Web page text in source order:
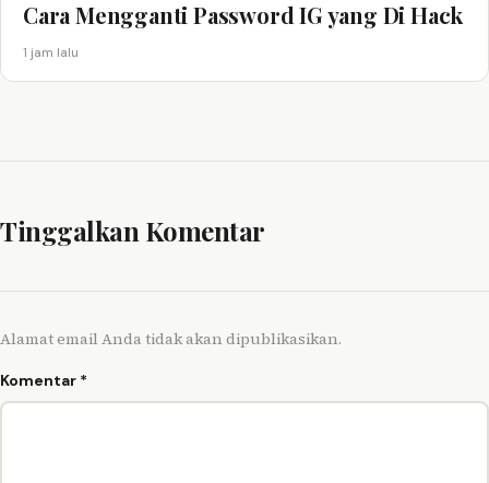
Cara Mengganti Password IG yang Di Hack
1 jam lalu
Tinggalkan Komentar
Alamat email Anda tidak akan dipublikasikan.
Komentar *